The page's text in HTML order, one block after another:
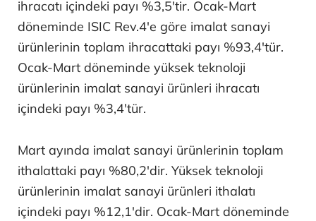
ihracatı içindeki payı %3,5'tir. Ocak-Mart
döneminde ISIC Rev.4'e göre imalat sanayi
ürünlerinin toplam ihracattaki payı %93,4'tür.
Ocak-Mart döneminde yüksek teknoloji
ürünlerinin imalat sanayi ürünleri ihracatı
içindeki payı %3,4'tür.
Mart ayında imalat sanayi ürünlerinin toplam
ithalattaki payı %80,2'dir. Yüksek teknoloji
ürünlerinin imalat sanayi ürünleri ithalatı
içindeki payı %12,1'dir. Ocak-Mart döneminde